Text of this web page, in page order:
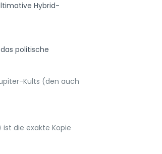
Hybrid-
politische
Kults (den auch
die exakte Kopie